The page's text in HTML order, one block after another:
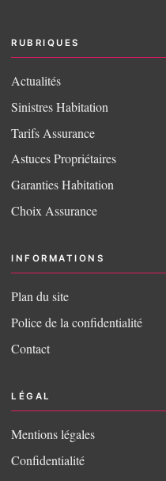
RUBRIQUES
Actualités
Sinistres Habitation
Tarifs Assurance
Astuces Propriétaires
Garanties Habitation
Choix Assurance
INFORMATIONS
Plan du site
Police de la confidentialité
Contact
LÉGAL
Mentions légales
Confidentialité